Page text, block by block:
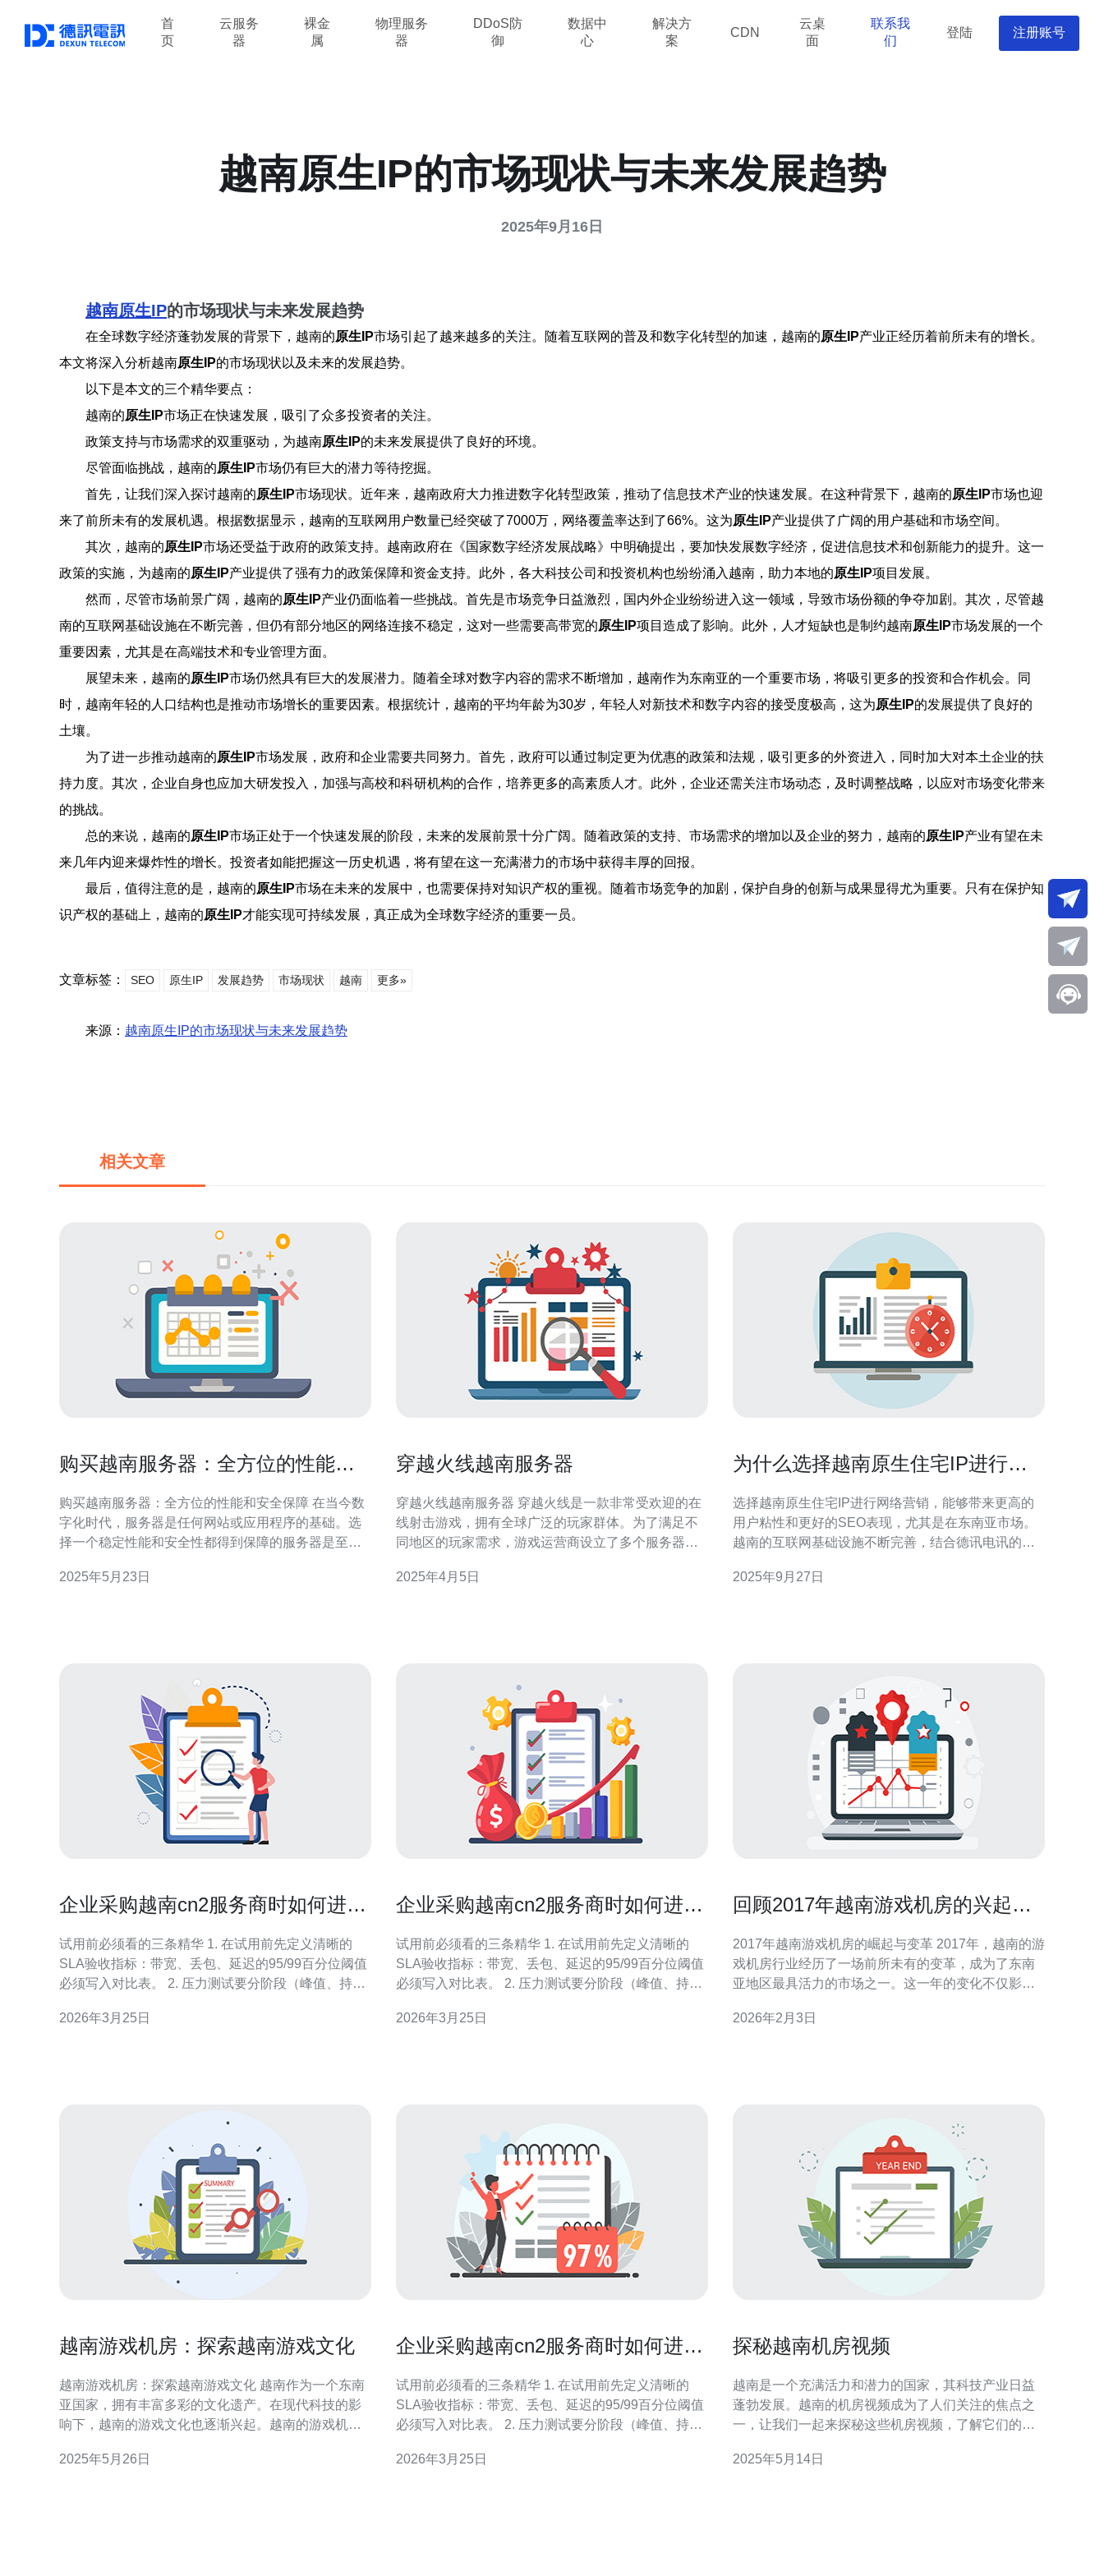
首
页
云服务
器
裸金
属
物理服务
器
DDoS防
御
数据中
心
解决方
案
CDN
云桌
面
联系我
们
登陆 注册账号
越南原生IP的市场现状与未来发展趋势
2025年9月16日
越南原生IP的市场现状与未来发展趋势
在全球数字经济蓬勃发展的背景下，越南的原生IP市场引起了越来越多的关注。随着互联网的普及和数字化转型的加速，越南的原生IP产业正经历着前所未有的增长。
本文将深入分析越南原生IP的市场现状以及未来的发展趋势。
以下是本文的三个精华要点：
越南的原生IP市场正在快速发展，吸引了众多投资者的关注。
政策支持与市场需求的双重驱动，为越南原生IP的未来发展提供了良好的环境。
尽管面临挑战，越南的原生IP市场仍有巨大的潜力等待挖掘。
首先，让我们深入探讨越南的原生IP市场现状。近年来，越南政府大力推进数字化转型政策，推动了信息技术产业的快速发展。在这种背景下，越南的原生IP市场也迎
来了前所未有的发展机遇。根据数据显示，越南的互联网用户数量已经突破了7000万，网络覆盖率达到了66%。这为原生IP产业提供了广阔的用户基础和市场空间。
其次，越南的原生IP市场还受益于政府的政策支持。越南政府在《国家数字经济发展战略》中明确提出，要加快发展数字经济，促进信息技术和创新能力的提升。这一
政策的实施，为越南的原生IP产业提供了强有力的政策保障和资金支持。此外，各大科技公司和投资机构也纷纷涌入越南，助力本地的原生IP项目发展。
然而，尽管市场前景广阔，越南的原生IP产业仍面临着一些挑战。首先是市场竞争日益激烈，国内外企业纷纷进入这一领域，导致市场份额的争夺加剧。其次，尽管越
南的互联网基础设施在不断完善，但仍有部分地区的网络连接不稳定，这对一些需要高带宽的原生IP项目造成了影响。此外，人才短缺也是制约越南原生IP市场发展的一个
重要因素，尤其是在高端技术和专业管理方面。
展望未来，越南的原生IP市场仍然具有巨大的发展潜力。随着全球对数字内容的需求不断增加，越南作为东南亚的一个重要市场，将吸引更多的投资和合作机会。同
时，越南年轻的人口结构也是推动市场增长的重要因素。根据统计，越南的平均年龄为30岁，年轻人对新技术和数字内容的接受度极高，这为原生IP的发展提供了良好的
土壤。
为了进一步推动越南的原生IP市场发展，政府和企业需要共同努力。首先，政府可以通过制定更为优惠的政策和法规，吸引更多的外资进入，同时加大对本土企业的扶
持力度。其次，企业自身也应加大研发投入，加强与高校和科研机构的合作，培养更多的高素质人才。此外，企业还需关注市场动态，及时调整战略，以应对市场变化带来
的挑战。
总的来说，越南的原生IP市场正处于一个快速发展的阶段，未来的发展前景十分广阔。随着政策的支持、市场需求的增加以及企业的努力，越南的原生IP产业有望在未
来几年内迎来爆炸性的增长。投资者如能把握这一历史机遇，将有望在这一充满潜力的市场中获得丰厚的回报。
最后，值得注意的是，越南的原生IP市场在未来的发展中，也需要保持对知识产权的重视。随着市场竞争的加剧，保护自身的创新与成果显得尤为重要。只有在保护知
识产权的基础上，越南的原生IP才能实现可持续发展，真正成为全球数字经济的重要一员。
文章标签： SEO 原生IP 发展趋势 市场现状 越南 更多»
来源： 越南原生IP的市场现状与未来发展趋势
相关文章
购买越南服务器：全方位的性能和
购买越南服务器：全方位的性能和安全保障 在当今数
字化时代，服务器是任何网站或应用程序的基础。选
择一个稳定性能和安全性都得到保障的服务器是至关
越来越多人的青睐。 越南服务器拥有先进的硬件设备
2025年5月23日
穿越火线越南服务器
穿越火线越南服务器 穿越火线是一款非常受欢迎的在
线射击游戏，拥有全球广泛的玩家群体。为了满足不
同地区的玩家需求，游戏运营商设立了多个服务器，
越南地区的玩家而设立的。它具有以下特点： 低延
2025年4月5日
为什么选择越南原生住宅IP进行网
选择越南原生住宅IP进行网络营销，能够带来更高的
用户粘性和更好的SEO表现，尤其是在东南亚市场。
越南的互联网基础设施不断完善，结合德讯电讯的优
实现更高的转化率和品牌曝光。 越南原生住宅IP的优
2025年9月27日
企业采购越南cn2服务商时如何进行
试用前必须看的三条精华 1. 在试用前先定义清晰的
SLA验收指标：带宽、丢包、延迟的95/99百分位阈值
必须写入对比表。 2. 压力测试要分阶段（峰值、持
够。 3. 验证路由可见性与BGP策略，越南cn2服务商
2026年3月25日
企业采购越南cn2服务商时如何进行
试用前必须看的三条精华 1. 在试用前先定义清晰的
SLA验收指标：带宽、丢包、延迟的95/99百分位阈值
必须写入对比表。 2. 压力测试要分阶段（峰值、持
够。 3. 验证路由可见性与BGP策略，越南cn2服务商
2026年3月25日
回顾2017年越南游戏机房的兴起与
2017年越南游戏机房的崛起与变革 2017年，越南的游
戏机房行业经历了一场前所未有的变革，成为了东南
亚地区最具活力的市场之一。这一年的变化不仅影响
注。以下是我们对这一现象的深度回顾： 1. 机房数量
2026年2月3日
越南游戏机房：探索越南游戏文化
越南游戏机房：探索越南游戏文化 越南作为一个东南
亚国家，拥有丰富多彩的文化遗产。在现代科技的影
响下，越南的游戏文化也逐渐兴起。越南的游戏机房
特魅力。 越南的游戏机房通常位于商业中心或大型购
2025年5月26日
企业采购越南cn2服务商时如何进行
试用前必须看的三条精华 1. 在试用前先定义清晰的
SLA验收指标：带宽、丢包、延迟的95/99百分位阈值
必须写入对比表。 2. 压力测试要分阶段（峰值、持
够。 3. 验证路由可见性与BGP策略，越南cn2服务商
2026年3月25日
探秘越南机房视频
越南是一个充满活力和潜力的国家，其科技产业日益
蓬勃发展。越南的机房视频成为了人们关注的焦点之
一，让我们一起来探秘这些机房视频，了解它们的运
心，用于存储、处理和传输数据。这些机房视频通常
2025年5月14日